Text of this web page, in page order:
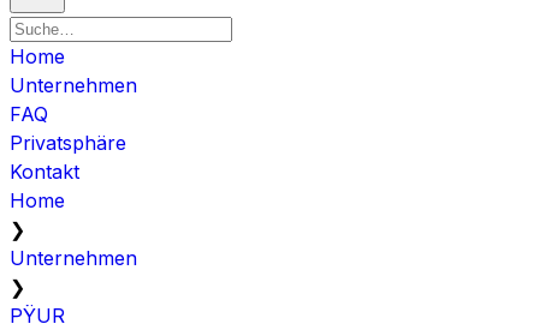
Home
Unternehmen
FAQ
Privatsphäre
Kontakt
Home
❯
Unternehmen
❯
PŸUR